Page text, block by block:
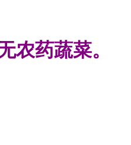
农药蔬菜。